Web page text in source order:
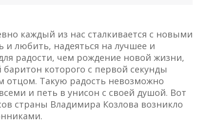
каждый из нас сталкивается с новыми
и любить, надеяться на лучшее и
радости, чем рождение новой жизни,
которого с первой секунды
отцом. Такую радость невозможно
и петь в унисон с своей душой. Вот
страны Владимира Козлова возникло